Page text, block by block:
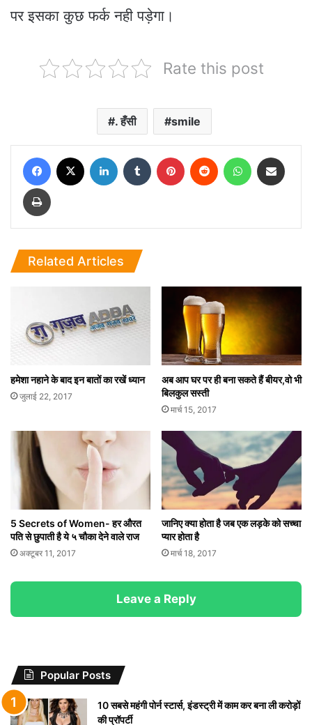
पर इसका कुछ फर्क नही पड़ेगा।
Rate this post
. हँसी smile
Facebook LinkedIn Tumblr Pinterest Reddit WhatsApp
Print
Related Articles
हमेशा नहाने के बाद इन बातों का रखें ध्यान
जुलाई 22, 2017
अब आप घर पर ही बना सकते हैं बीयर,वो भी
बिलकुल सस्ती
मार्च 15, 2017
5 Secrets of Women- हर औरत
पति से छुपाती है ये ५ चौका देने वाले राज
अक्टूबर 11, 2017
जानिए क्या होता है जब एक लड़के को सच्चा
प्यार होता है
मार्च 18, 2017
Leave a Reply
Popular Posts
10 सबसे महंगी पोर्न स्टार्स, इंडस्ट्री में काम कर बना ली करोड़ों
की प्रॉपर्टी